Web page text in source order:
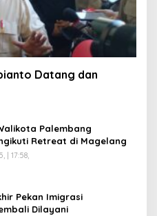
Datang dan
Palembang
Retreat di Magelang
| 17:58,
Pekan Imigrasi
Dilayani